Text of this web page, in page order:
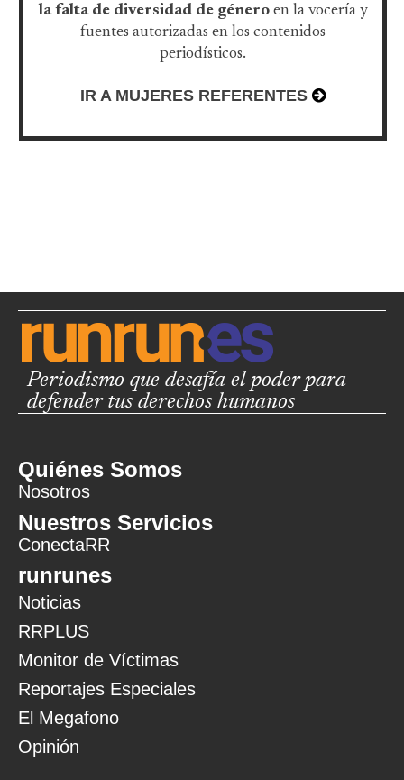
la falta de diversidad de género en la vocería y
fuentes autorizadas en los contenidos
periodísticos.
IR A MUJERES REFERENTES
Periodismo que desafía el poder para
defender tus derechos humanos
Quiénes Somos
Nosotros
Nuestros Servicios
ConectaRR
runrunes
Noticias
RRPLUS
Monitor de Víctimas
Reportajes Especiales
El Megafono
Opinión